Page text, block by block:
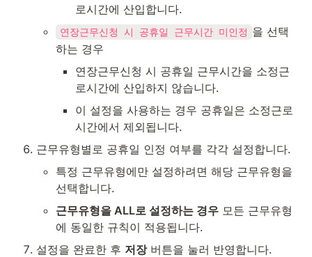
로시간에 산입합니다.
연장근무신청 시 공휴일 근무시간 미인정 을 선택
하는 경우
연장근무신청 시 공휴일 근무시간을 소정근
로시간에 산입하지 않습니다.
이 설정을 사용하는 경우 공휴일은 소정근로
시간에서 제외됩니다.
근무유형별로 공휴일 인정 여부를 각각 설정합니다.
특정 근무유형에만 설정하려면 해당 근무유형을
선택합니다.
근무유형을 ALL로 설정하는 경우 모든 근무유형
에 동일한 규칙이 적용됩니다.
설정을 완료한 후 저장 버튼을 눌러 반영합니다.